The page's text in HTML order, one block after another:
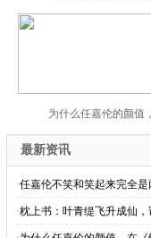
为什么任嘉伦的颜值，
最新资讯
·任嘉伦不笑和笑起来完全
·枕上书：叶青缇飞升成仙